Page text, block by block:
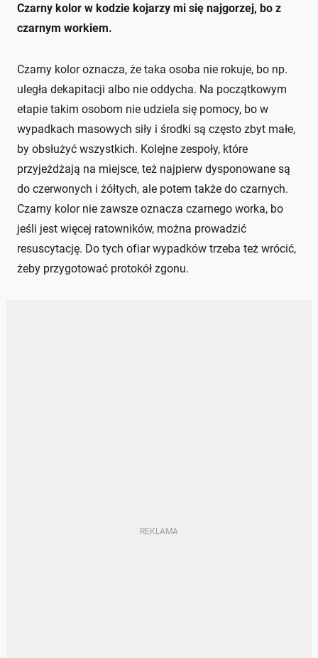
Czarny kolor w kodzie kojarzy mi się najgorzej, bo z
czarnym workiem.
Czarny kolor oznacza, że taka osoba nie rokuje, bo np.
uległa dekapitacji albo nie oddycha. Na początkowym
etapie takim osobom nie udziela się pomocy, bo w
wypadkach masowych siły i środki są często zbyt małe,
by obsłużyć wszystkich. Kolejne zespoły, które
przyjeżdżają na miejsce, też najpierw dysponowane są
do czerwonych i żółtych, ale potem także do czarnych.
Czarny kolor nie zawsze oznacza czarnego worka, bo
jeśli jest więcej ratowników, można prowadzić
resuscytację. Do tych ofiar wypadków trzeba też wrócić,
żeby przygotować protokół zgonu.